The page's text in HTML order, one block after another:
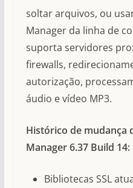
soltar arquivos, ou
Manager da linha de
suporta servidores
firewalls,
autorização,
áudio e vídeo MP3.
Histórico de mudança
Manager 6.37 Build 14:
Bibliotecas SSL